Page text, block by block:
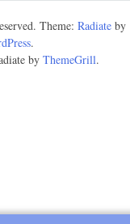
Theme: Radiate by
.
by ThemeGrill.